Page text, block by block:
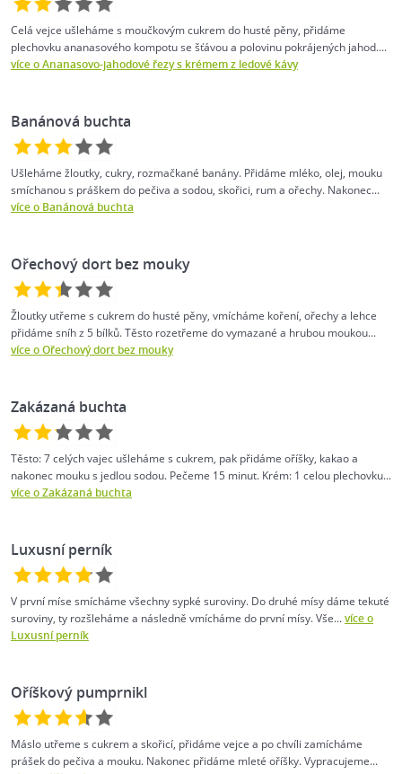
Celá vejce ušleháme s moučkovým cukrem do husté pěny, přidáme
plechovku ananasového kompotu se šťávou a polovinu pokrájených jahod....
více o Ananasovo-jahodové řezy s krémem z ledové kávy
Banánová buchta
Ušleháme žloutky, cukry, rozmačkané banány. Přidáme mléko, olej, mouku
smíchanou s práškem do pečiva a sodou, skořici, rum a ořechy. Nakonec...
více o Banánová buchta
Ořechový dort bez mouky
Žloutky utřeme s cukrem do husté pěny, vmícháme koření, ořechy a lehce
přidáme sníh z 5 bílků. Těsto rozetřeme do vymazané a hrubou moukou...
více o Ořechový dort bez mouky
Zakázaná buchta
Těsto: 7 celých vajec ušleháme s cukrem, pak přidáme oříšky, kakao a
nakonec mouku s jedlou sodou. Pečeme 15 minut. Krém: 1 celou plechovku...
více o Zakázaná buchta
Luxusní perník
V první míse smícháme všechny sypké suroviny. Do druhé mísy dáme tekuté
suroviny, ty rozšleháme a následně vmícháme do první mísy. Vše...více o
Luxusní perník
Oříškový pumprnikl
Máslo utřeme s cukrem a skořicí, přidáme vejce a po chvíli zamícháme
prášek do pečiva a mouku. Nakonec přidáme mleté oříšky. Vypracujeme...